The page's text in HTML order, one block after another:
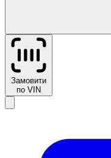
Замовити
по VIN